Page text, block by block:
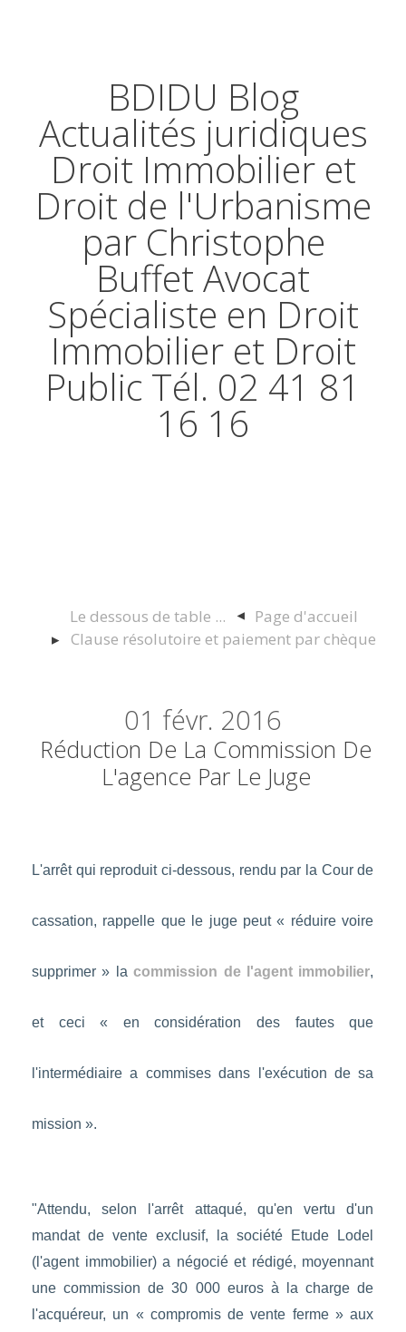
BDIDU Blog
Actualités juridiques
Droit Immobilier et
Droit de l'Urbanisme
par Christophe
Buffet Avocat
Spécialiste en Droit
Immobilier et Droit
Public Tél. 02 41 81
16 16
Le dessous de table ...
Page d'accueil
Clause résolutoire et paiement par chèque
01 févr. 2016
Réduction De La Commission De
L'agence Par Le Juge
L'arrêt qui reproduit ci-dessous, rendu par la Cour de
cassation, rappelle que le juge peut « réduire voire
supprimer » lacommission de l'agent immobilier,
et ceci « en considération des fautes que
l'intermédiaire a commises dans l'exécution de sa
mission ».
"Attendu, selon l'arrêt attaqué, qu'en vertu d'un
mandat de vente exclusif, la société Etude Lodel
(l'agent immobilier) a négocié et rédigé, moyennant
une commission de 30 000 euros à la charge de
l'acquéreur, un « compromis de vente ferme » aux